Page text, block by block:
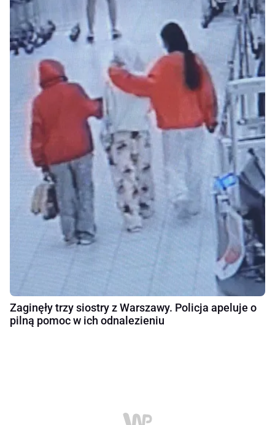
Zaginęły trzy siostry z Warszawy. Policja apeluje o
pilną pomoc w ich odnalezieniu